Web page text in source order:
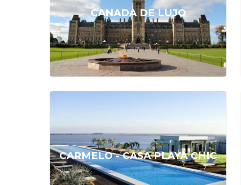
CANADA DE LUJO
CONSÚLTENOS
CARMELO - CASA PLAYA CHIC
DESDEU$S 156